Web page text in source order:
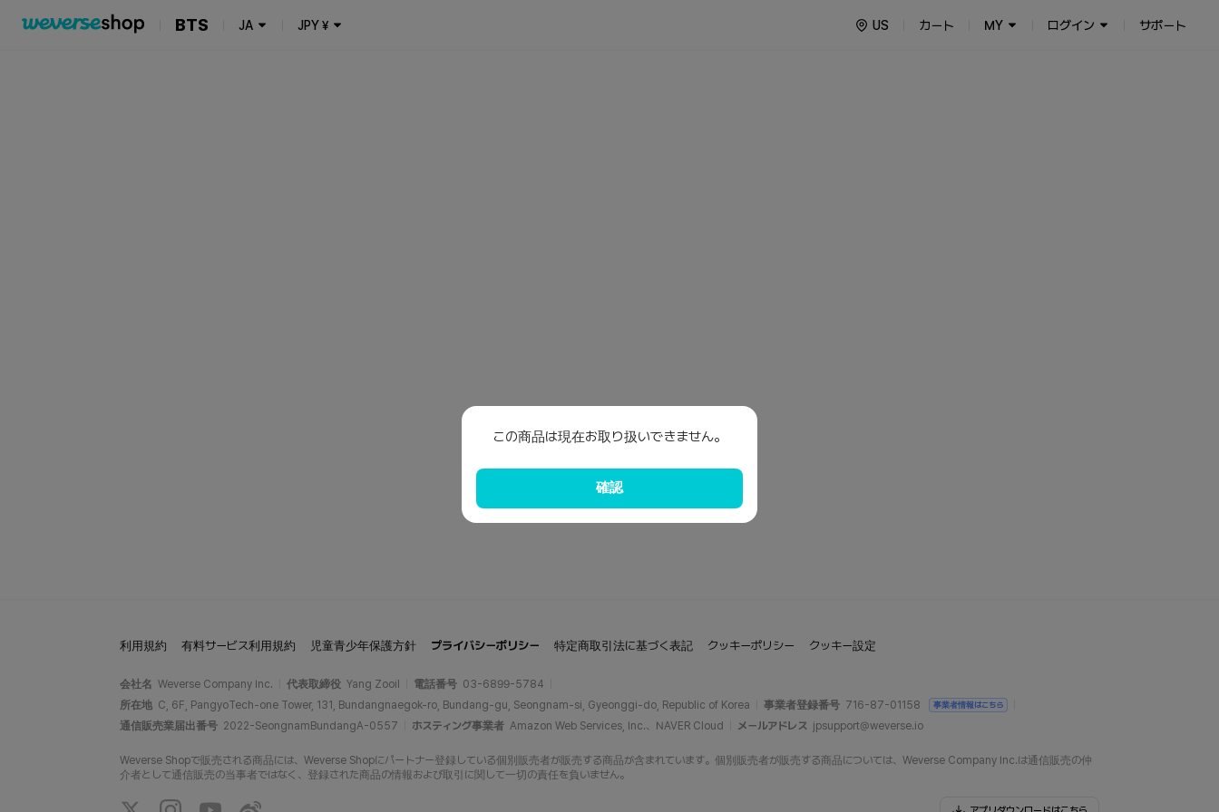
BTS JA JPY¥ US カート MY ログイン サポート
利用規約 有料サービス利用規約 児童青少年保護方針 プライバシーポリシー 特定商取引法に基づく表記 クッキーポリシー クッキー設定
会社名 Weverse Company Inc. 代表取締役 Yang Zooil 電話番号 03-6899-5784
所在地 C, 6F, PangyoTech-one Tower, 131, Bundangnaegok-ro, Bundang-gu, Seongnam-si, Gyeonggi-do, Republic of Korea 事業者登録番号 716-87-01158 事業者情報はこちら
通信販売業届出番号 2022-SeongnamBundangA-0557 ホスティング事業者 Amazon Web Services, Inc.、NAVER Cloud メールアドレス jpsupport@weverse.io
Weverse Shopで販売される商品には、Weverse Shopにパートナー登録している個別販売者が販売する商品が含まれています。個別販売者が販売する商品については、Weverse Company Inc.は通信販売の仲
介者として通信販売の当事者ではなく、登録された商品の情報および取引に関して一切の責任を負いません。
この商品は現在お取り扱いできません。
確認